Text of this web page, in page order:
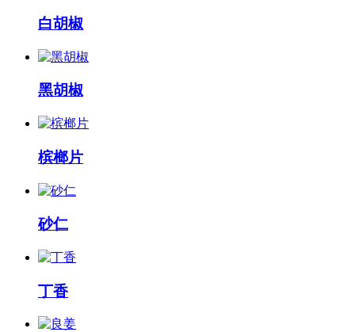
白胡椒
黑胡椒
槟榔片
砂仁
丁香